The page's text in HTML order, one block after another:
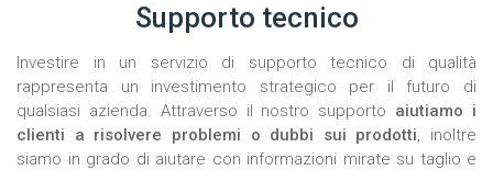
Supporto tecnico
Investire in un servizio di supporto tecnico di qualità
rappresenta un investimento strategico per il futuro di
qualsiasi azienda. Attraverso il nostro supporto aiutiamo i
clienti a risolvere problemi o dubbi sui prodotti, inoltre
siamo in grado di aiutare con informazioni mirate su taglio e